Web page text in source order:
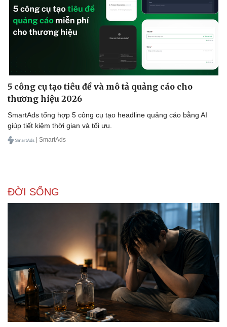
Khởi nghiệp
Thị trường
Giá vàng
Tiêu dùng
Tỷ giá
Chứng khoán
5 công cụ tạo tiêu đề và mô tả quảng cáo cho
thương hiệu 2026
SmartAds tổng hợp 5 công cụ tạo headline quảng cáo bằng AI
giúp tiết kiệm thời gian và tối ưu.
| SmartAds
ĐỜI SỐNG